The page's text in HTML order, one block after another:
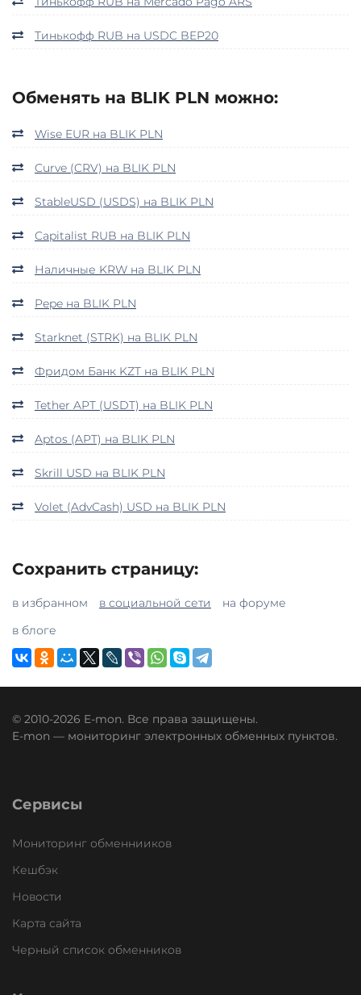
Тинькофф RUB на USDC BEP20
Обменять на BLIK PLN можно:
Wise EUR на BLIK PLN
Curve (CRV) на BLIK PLN
StableUSD (USDS) на BLIK PLN
Capitalist RUB на BLIK PLN
Наличные KRW на BLIK PLN
Pepe на BLIK PLN
Starknet (STRK) на BLIK PLN
Фридом Банк KZT на BLIK PLN
Tether APT (USDT) на BLIK PLN
Aptos (APT) на BLIK PLN
Skrill USD на BLIK PLN
Volet (AdvCash) USD на BLIK PLN
Сохранить страницу:
в избранном в социальной сети
на форуме
в блоге
© 2010-2026 E-mon. Все права защищены.
E-mon — мониторинг электронных обменных пунктов.
Сервисы
Мониторинг обменнииков
Кешбэк
Новости
Карта сайта
Черный список обменников